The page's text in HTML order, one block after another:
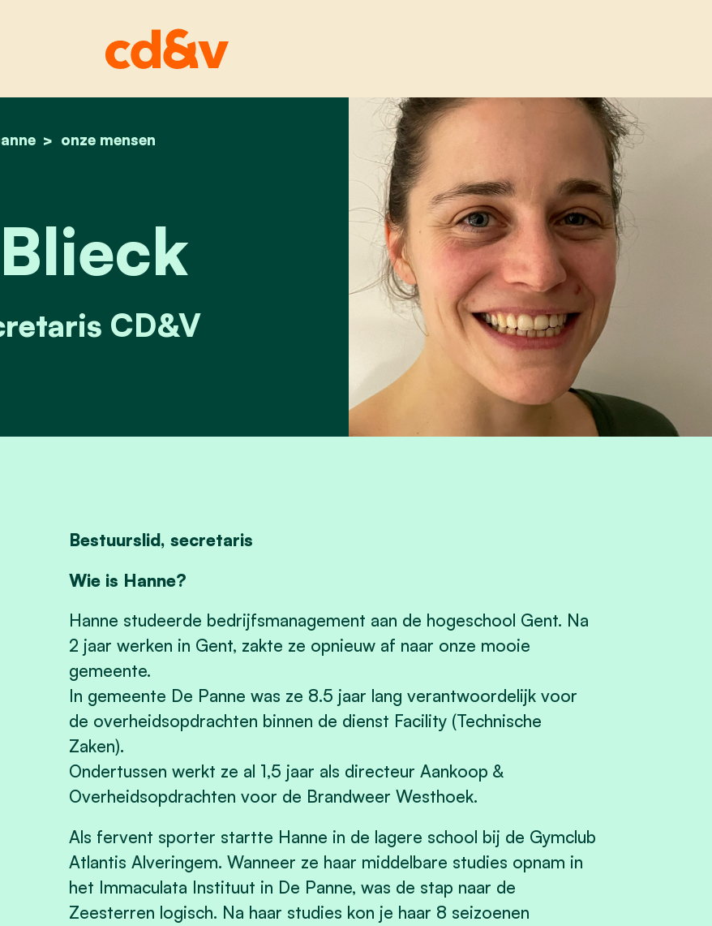
onze mensen
hanne blieck
CD&V
Bestuurslid, secretaris
Wie is Hanne?
Hanne studeerde bedrijfsmanagement aan de hogeschool Gent. Na
2 jaar werken in Gent, zakte ze opnieuw af naar onze mooie
gemeente.
In gemeente De Panne was ze 8.5 jaar lang verantwoordelijk voor
de overheidsopdrachten binnen de dienst Facility (Technische
Zaken).
Ondertussen werkt ze al 1,5 jaar als directeur Aankoop &
Overheidsopdrachten voor de Brandweer Westhoek.
Als fervent sporter startte Hanne in de lagere school bij de Gymclub
Atlantis Alveringem. Wanneer ze haar middelbare studies opnam in
het Immaculata Instituut in De Panne, was de stap naar de
Zeesterren logisch. Na haar studies kon je haar 8 seizoenen